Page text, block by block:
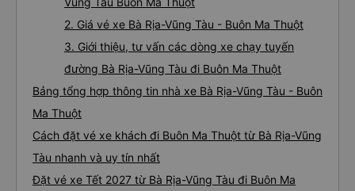
2. Giá vé xe Bà Rịa-Vũng Tàu - Buôn Ma Thuột
3. Giới thiệu, tư vấn các dòng xe chạy tuyến
đường Bà Rịa-Vũng Tàu đi Buôn Ma Thuột
Bảng tổng hợp thông tin nhà xe Bà Rịa-Vũng Tàu - Buôn
Ma Thuột
Cách đặt vé xe khách đi Buôn Ma Thuột từ Bà Rịa-Vũng
Tàu nhanh và uy tín nhất
Đặt vé xe Tết 2027 từ Bà Rịa-Vũng Tàu đi Buôn Ma